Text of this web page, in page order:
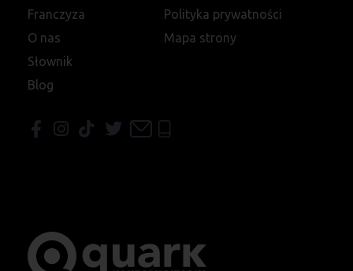
Franczyza
O nas
Słownik
Blog
Polityka prywatności
Mapa strony